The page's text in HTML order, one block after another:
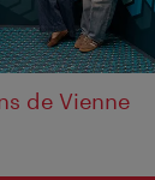
de Vienne